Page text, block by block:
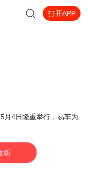
打开APP
月4日隆重举行，易车为
听